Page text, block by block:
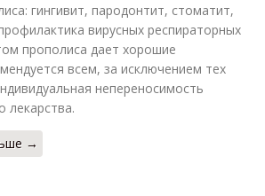
гингивит, пародонтит, стоматит,
вирусных респираторных
прополиса дает хорошие
всем, за исключением тех
непереносимость
лекарства.
→